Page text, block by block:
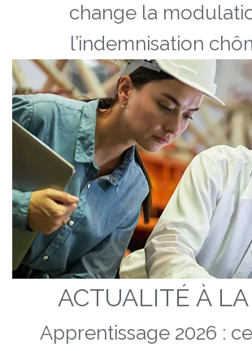
change la
l’indemnisation
ACTUALITÉ À
Apprentissage 2026 :